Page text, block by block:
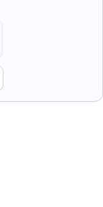
anti-robot